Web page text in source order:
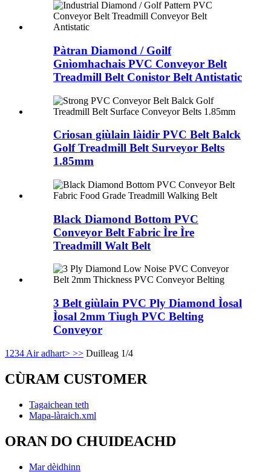
Pàtran Diamond / Goilf
Gnìomhachais PVC Conveyor Belt
Treadmill Belt Conistor Belt Antistatic
Criosan giùlain làidir PVC Belt Balck
Golf Treadmill Belt Surveyor Belts
1.85mm
Black Diamond Bottom PVC
Conveyor Belt Fabric Ìre Ìre
Treadmill Walt Belt
3 Belt giùlain PVC Ply Diamond Ìosal
Ìosal 2mm Tiugh PVC Belting
Conveyor
1 234 Air adhart> >> Duilleag 1/4
CÙRAM CUSTOMER
Tagaichean teth
Mapa-làraich.xml
ORAN DO CHUIDEACHD
Mar dèidhinn